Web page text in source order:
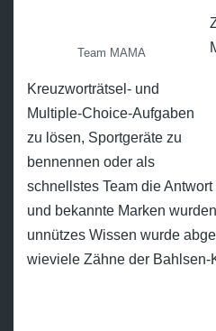
Team MAMA
Kreuzworträtsel- und
Multiple-Choice-Aufgaben
zu lösen, Sportgeräte zu
bennennen oder als
schnellstes Team die
und bekannte Marken
unnützes Wissen wurde
wieviele Zähne der Bahlsen-